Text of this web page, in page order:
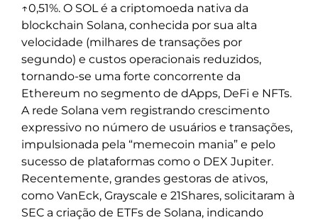
↑0,51%. O SOL é a criptomoeda nativa da
blockchain Solana, conhecida por sua alta
velocidade (milhares de transações por
segundo) e custos operacionais reduzidos,
tornando-se uma forte concorrente da
Ethereum no segmento de dApps, DeFi e NFTs.
A rede Solana vem registrando crescimento
expressivo no número de usuários e transações,
impulsionada pela “memecoin mania” e pelo
sucesso de plataformas como o DEX Jupiter.
Recentemente, grandes gestoras de ativos,
como VanEck, Grayscale e 21Shares, solicitaram à
SEC a criação de ETFs de Solana, indicando